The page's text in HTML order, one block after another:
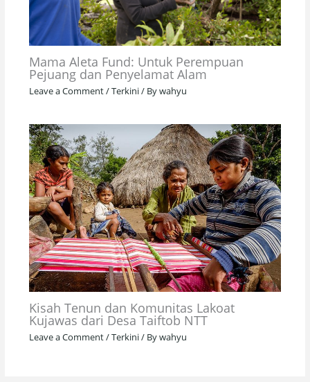
Mama Aleta Fund: Untuk Perempuan
Pejuang dan Penyelamat Alam
Leave a Comment/Terkini/ Bywahyu
Kisah Tenun dan Komunitas Lakoat
Kujawas dari Desa Taiftob NTT
Leave a Comment/Terkini/ Bywahyu